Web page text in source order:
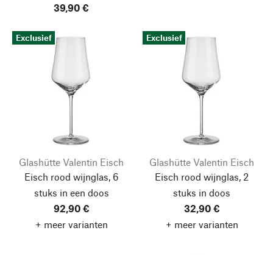
39,90 €
Exclusief
Glashütte Valentin Eisch
Eisch rood wijnglas, 6
stuks in een doos
92,90 €
+ meer varianten
Exclusief
Glashütte Valentin Eisch
Eisch rood wijnglas, 2
stuks in doos
32,90 €
+ meer varianten